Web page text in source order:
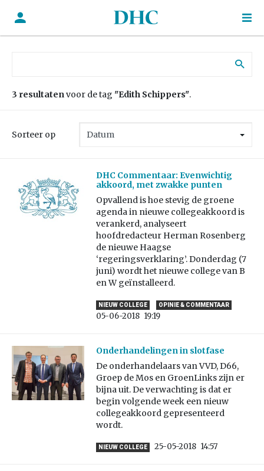
3 resultatenvoor de tag "Edith Schippers".
Sorteer op
DHC Commentaar: Evenwichtig
akkoord, met zwakke punten
Opvallend is hoe stevig de groene
agenda in nieuwe collegeakkoord is
verankerd, analyseert
hoofdredacteur Herman Rosenberg
de nieuwe Haagse
‘regeringsverklaring’. Donderdag (7
juni) wordt het nieuwe college van B
en W geïnstalleerd.
NIEUW COLLEGE OPINIE & COMMENTAAR
05-06-2018 19:19
Onderhandelingen in slotfase
De onderhandelaars van VVD, D66,
Groep de Mos en GroenLinks zijn er
bijna uit. De verwachting is dat er
begin volgende week een nieuw
collegeakkoord gepresenteerd
wordt.
NIEUW COLLEGE 25-05-2018 14:57